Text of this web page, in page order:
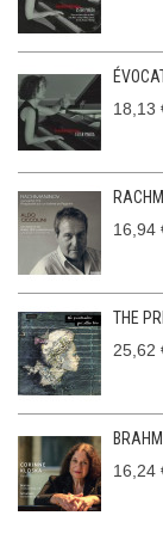
18,13
16,94
THE
25,62
16,24